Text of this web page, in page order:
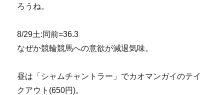
ろうね。
8/29土:同前=36.3
なぜか競輪競馬への意欲が減退気味。
昼は「シャムチャントラー」でカオマンガイのテイ
クアウト(650円)。